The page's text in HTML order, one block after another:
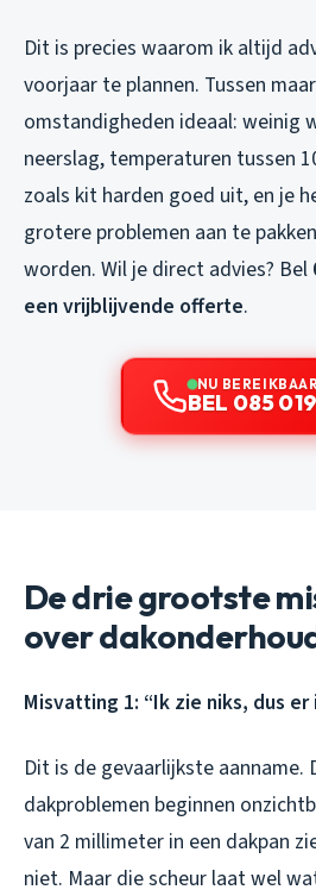
Dit is precies waarom ik altijd
voorjaar te plannen. Tussen
omstandigheden ideaal: weinig
neerslag, temperaturen tussen
zoals kit harden goed uit, en je
grotere problemen aan te
worden. Wil je direct advies? Bel
een vrijblijvende offerte.
NU
BEL 085
De drie grootste
over
Misvatting 1: “Ik zie niks, dus er
Dit is de gevaarlijkste aanname.
dakproblemen beginnen
van 2 millimeter in een dakpan
niet. Maar die scheur laat wel